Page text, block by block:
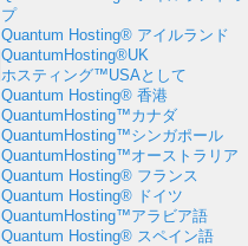
プ
Quantum Hosting® アイルランド
QuantumHosting®UK
ホスティング™USAとして
Quantum Hosting® 香港
QuantumHosting™カナダ
QuantumHosting™シンガポール
QuantumHosting™オーストラリア
Quantum Hosting® フランス
Quantum Hosting® ドイツ
QuantumHosting™アラビア語
Quantum Hosting® スペイン語